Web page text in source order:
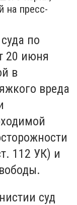
на пресс-
по
20 июня
в
вреда
112 УК) и
суд